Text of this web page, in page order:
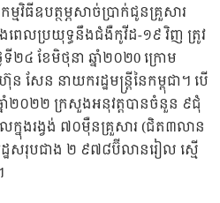
ម្មវិធីឧបត្ថម្ភសាច់ប្រាក់ជូនគ្រួសារ
ពេលប្រយុទ្ធនឹងជំងឺកូវីដ-១៩ វិញ ត្រូវ
ទី២៤ ខែមិថុនា ឆ្នាំ២០២0 ក្រោម
សែន នាយករដ្ឋមន្ត្រីនៃកម្ពុជា។ បើ
ាំ២០២២ ក្រសួងអនុវត្តបានចំនួន ៩ជុំ
នុងរង្វង់ ៧០ម៉ឺនគ្រួសារ (ជិត៣លាន
សរុបជាង ២ ៩៧៨ប៊ីលានរៀល ស្មើ